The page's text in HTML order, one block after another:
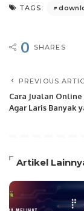
TAGS:
0 SHARES
PREVIOUS
Cara Jualan
Agar Laris Banyak
Artikel